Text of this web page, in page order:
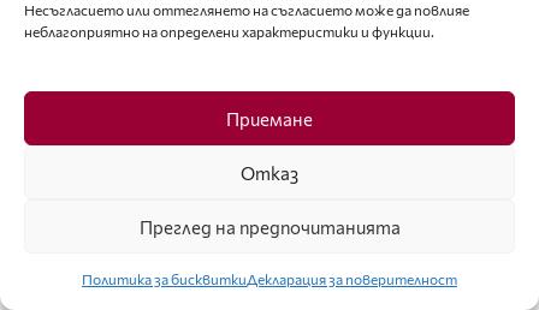
Несъгласието или оттеглянето на съгласието може да повлияе
неблагоприятно на определени характеристики и функции.
Приемане
Отказ
Преглед на предпочитанията
Политика за бисквиткиДекларация за поверителност